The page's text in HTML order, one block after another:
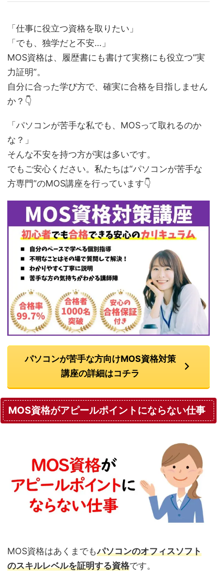
「仕事に役立つ資格を取りたい」
「でも、独学だと不安…」
MOS資格は、履歴書にも書けて実務にも役立つ“実
力証明”。
自分に合った学び方で、確実に合格を目指しません
か？👇
「パソコンが苦手な私でも、MOSって取れるのか
な？」
そんな不安を持つ方が実は多いです。
でもご安心ください。私たちは“パソコンが苦手な
方専門”のMOS講座を行っています👇
パソコンが苦手な方向けMOS資格対策
講座の詳細はコチラ
MOS資格がアピールポイントにならない仕事
MOS資格はあくまでもパソコンのオフィスソフト
のスキルレベルを証明する資格です。